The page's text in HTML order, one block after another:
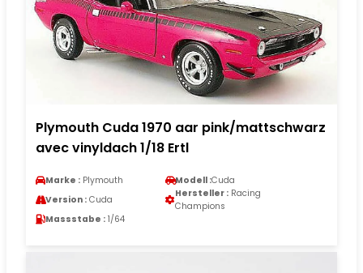
Plymouth Cuda 1970 aar pink/mattschwarz
avec vinyldach 1/18 Ertl
Marke : Plymouth Modell :Cuda
Version : Cuda
Hersteller : Racing
Champions
Massstabe : 1/64